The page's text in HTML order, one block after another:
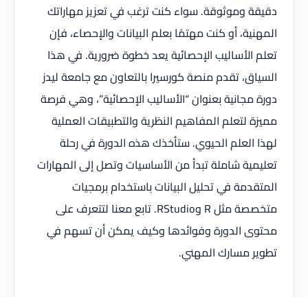
دقيقة وموثوقة. سواء كنت ترغب في تعزيز مهاراتك
المهنية، أو كنت مهتمًا بعلم البيانات والإحصاء، فإن
تعلم الأساليب الإحصائية يعد خطوة ضرورية. في هذا
السياق، تقدم منصة كورسيرا بالتعاون مع جامعة ليدز
دورة مجانية بعنوان “الأساليب الإحصائية”، وهي فرصة
مميزة لتعلم المفاهيم النظرية والتطبيقات العملية
لهذا العلم الحيوي. ستأخذك هذه الدورة في رحلة
تعليمية شاملة تبدأ من الأساسيات وتصل إلى المهارات
المتقدمة في تحليل البيانات باستخدام برمجيات
متخصصة مثل R وRStudio. تابع معنا لتتعرف على
محتوى الدورة وفوائدها وكيف يمكن أن تسهم في
تطوير مسارك المهني.